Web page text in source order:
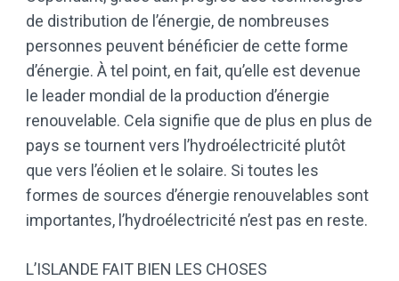
de distribution de l’énergie, de nombreuses
personnes peuvent bénéficier de cette forme
d’énergie. À tel point, en fait, qu’elle est devenue
le leader mondial de la production d’énergie
renouvelable. Cela signifie que de plus en plus de
pays se tournent vers l’hydroélectricité plutôt
que vers l’éolien et le solaire. Si toutes les
formes de sources d’énergie renouvelables sont
importantes, l’hydroélectricité n’est pas en reste.
L’ISLANDE FAIT BIEN LES CHOSES